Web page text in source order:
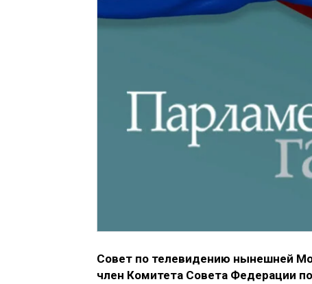
Совет по телевидению нынешней
член Комитета Совета Федерации